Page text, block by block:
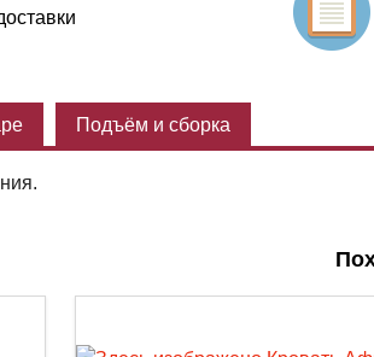
Подъём и сборка